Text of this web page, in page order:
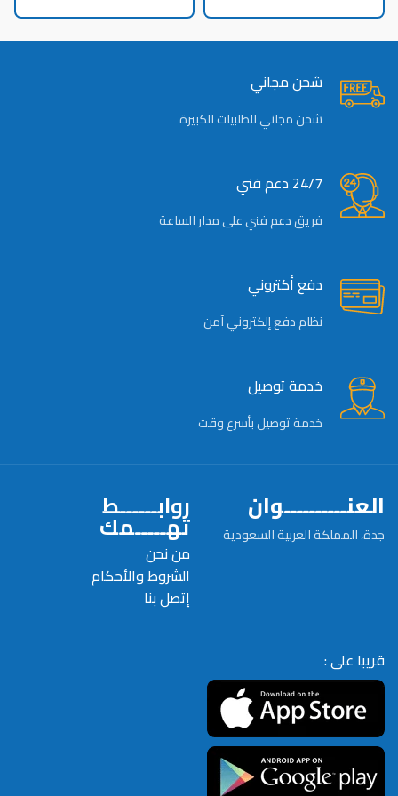
شحن مجاني
شحن مجاني للطلبيات الكبيرة
24/7 دعم فني
فريق دعم فني على مدار الساعة
دفع أكتروني
نظام دفع إلكتروني آمن
خدمة توصيل
خدمة توصيل بأسرع وقت
العنــــــــــوان
جدة، المملكة العربية السعودية
روابــــــط
تهـــــمك
من نحن
الشروط والأحكام
إتصل بنا
قريبا على :